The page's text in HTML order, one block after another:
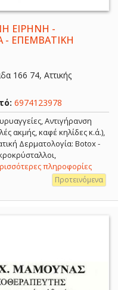
ΕΙΡΗΝΗ -
ΕΠΕΜΒΑΤΙΚΗ
166 74, Αττικής
6974123978
Αντιγήρανση
ακμής, καφέ κηλίδες κ.ά.),
Δερματολογία: Botox -
πληροφορίες
Προτεινόμενα